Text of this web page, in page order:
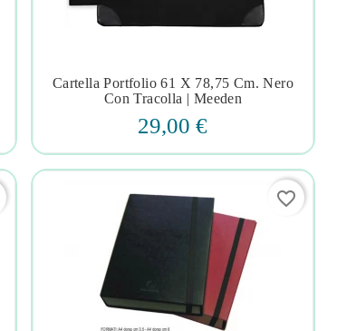
   
Cartella Portfolio 61 X 78,75 Cm. Nero
Con Tracolla | Meeden
29,00 €
favorite_border